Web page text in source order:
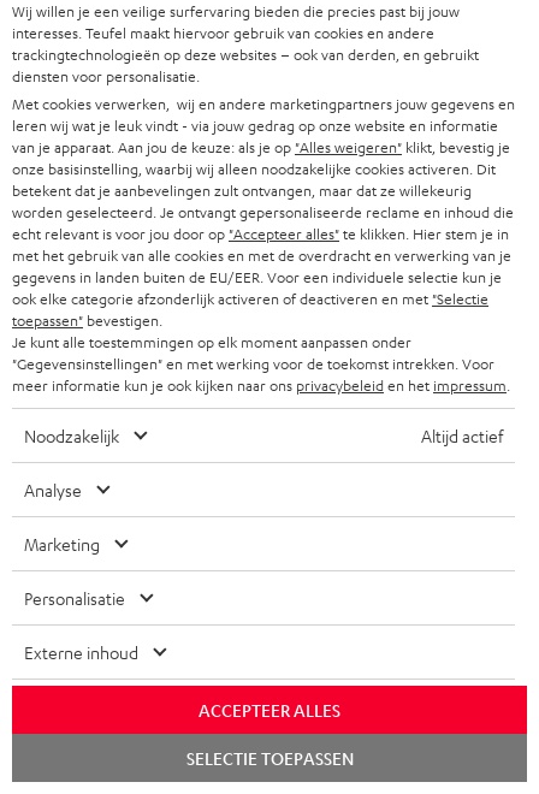
Subwoofer
Wireless
Maker
System
6
THX
Zwart
Subwoofer Wireless Maker
System 6 THX
Set voor de draadloze bediening
van de twee subwoofers van System
6 THX
€ 299,00
Subwoofer
Wireless
Zwart
Receiver voor de draadloze
ontvangst van je subwoofersignaal
€ 99,99
Subwoofer
Wireless
Set
Zwart
Subwoofer Wireless Set
receiver: stream je subwoofer
geluid geheel draadloos
SYSTEM
THX
upgrade
set
set dipool"
en vergelijkbare sets
€ 569,99
Wij willen je een veilige surfervaring bieden die precies past bij jouw
interesses. Teufel maakt hiervoor gebruik van cookies en andere
trackingtechnologieën op deze websites – ook van derden, en gebruikt
diensten voor personalisatie.
Met cookies verwerken, wij en andere marketingpartners jouw gegevens en
leren wij wat je leuk vindt - via jouw gedrag op onze website en informatie
van je apparaat. Aan jou de keuze: als je op "Alles weigeren" klikt, bevestig je
onze basisinstelling, waarbij wij alleen noodzakelijke cookies activeren. Dit
betekent dat je aanbevelingen zult ontvangen, maar dat ze willekeurig
worden geselecteerd. Je ontvangt gepersonaliseerde reclame en inhoud die
echt relevant is voor jou door op "Accepteer alles"te klikken. Hier stem je in
met het gebruik van alle cookies en met de overdracht en verwerking van je
gegevens in landen buiten de EU/EER. Voor een individuele selectie kun je
ook elke categorie afzonderlijk activeren of deactiveren en met "Selectie
toepassen" bevestigen.
Je kunt alle toestemmingen op elk moment aanpassen onder
"Gegevensinstellingen" en met werking voor de toekomst intrekken. Voor
meer informatie kun je ook kijken naar ons privacybeleiden het impressum
Noodzakelijk Altijd actief
Analyse
Marketing
Personalisatie
Externe inhoud
ACCEPTEER ALLES
SELECTIE TOEPASSEN